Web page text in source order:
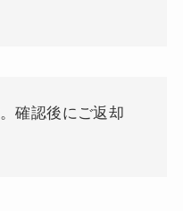
確認後にご返却